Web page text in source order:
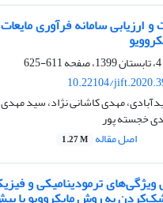
ارزیابی سامانه فرآوری
611-625
10.22104/
مهدی کاشانی نژاد، سید
خجسته پور
اصل مقاله 1.27 M
ویژگی‌های ترمودینامیکی و
به روش مایکروویو با